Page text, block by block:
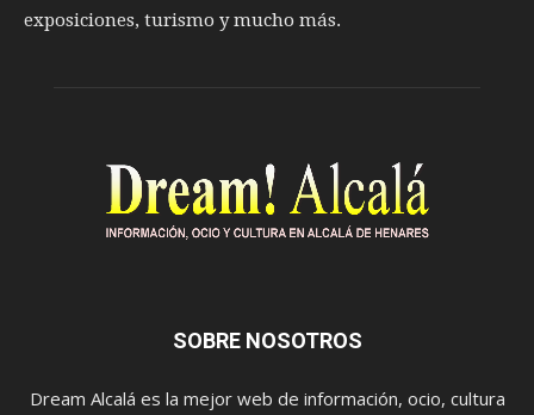
exposiciones, turismo y mucho más.
SOBRE NOSOTROS
Dream Alcalá es la mejor web de información, ocio, cultura